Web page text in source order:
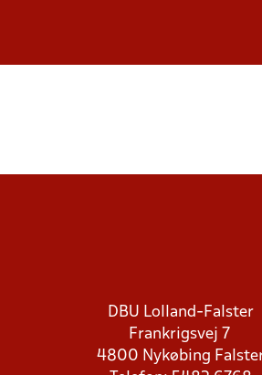
DBU Lolland-Falster
Frankrigsvej 7
4800 Nykøbing